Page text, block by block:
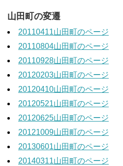
山田町の変遷
20110411山田町のページ
20110804山田町のページ
20110928山田町のページ
20120203山田町のページ
20120410山田町のページ
20120521山田町のページ
20120625山田町のページ
20121009山田町のページ
20130601山田町のページ
20140311山田町のページ